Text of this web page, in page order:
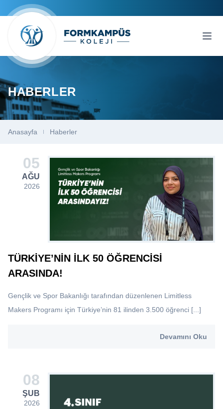
HABERLER
Anasayfa Haberler
05
AĞU
2026
TÜRKIYE’NIN İLK 50 ÖĞRENCISI
ARASINDA!
Gençlik ve Spor Bakanlığı tarafından düzenlenen Limitless
Makers Programı için Türkiye’nin 81 ilinden 3.500 öğrenci [...]
Devamını Oku
08
ŞUB
2026